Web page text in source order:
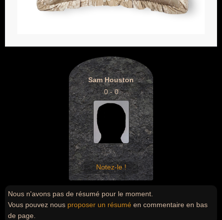
Sam Houston
0 - 0
Notez-le !
Nous n'avons pas de résumé pour le moment.
Vous pouvez nous proposer un résumé en commentaire en bas
de page.